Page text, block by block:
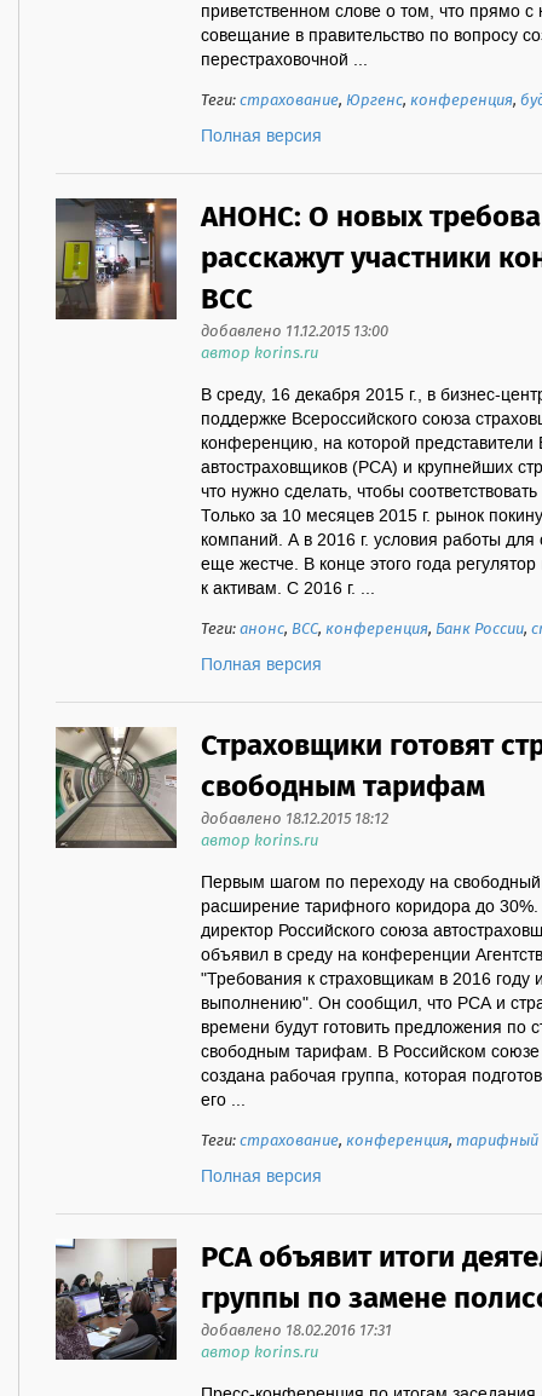
приветственном слове о том, что прямо
совещание в правительство по вопросу
перестраховочной ...
Теги:страхование, Юргенс,конференция,
Полная версия
АНОНС: О новых
расскажут участники
ВСС
добавлено 11.12.2015 13:00
автор korins.ru
В среду, 16 декабря 2015 г., в бизнес-
поддержке Всероссийского союза
конференцию, на которой представители
автостраховщиков (РСА) и крупнейших
что нужно сделать, чтобы
Только за 10 месяцев 2015 г. рынок
компаний. А в 2016 г. условия работы для
еще жестче. В конце этого года
к активам. С 2016 г. ...
Теги:анонс, ВСС,конференция, Банк России,
Полная версия
Страховщики готовят
свободным тарифам
добавлено 18.12.2015 18:12
автор korins.ru
Первым шагом по переходу на
расширение тарифного коридора до
директор Российского союза
объявил в среду на конференции
"Требования к страховщикам в 2016 году
выполнению". Он сообщил, что РСА и
времени будут готовить предложения по
свободным тарифам. В Российском
создана рабочая группа, которая
его ...
Теги:страхование,конференция,тарифный
Полная версия
РСА объявит итоги
группы по замене
добавлено 18.02.2016 17:31
автор korins.ru